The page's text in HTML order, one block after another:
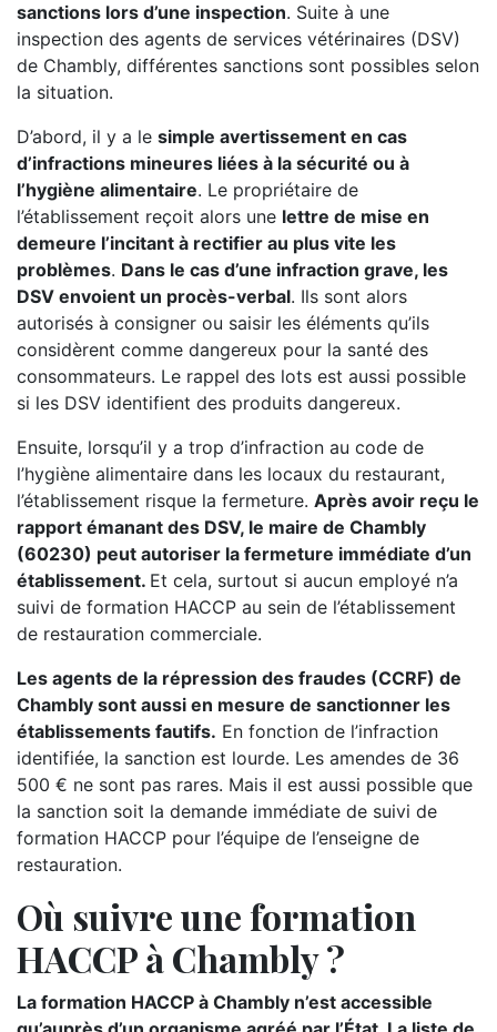
sanctions lors d’une inspection. Suite à une
inspection des agents de services vétérinaires (DSV)
de Chambly, différentes sanctions sont possibles selon
la situation.
D’abord, il y a le simple avertissement en cas
d’infractions mineures liées à la sécurité ou à
l’hygiène alimentaire. Le propriétaire de
l’établissement reçoit alors une lettre de mise en
demeure l’incitant à rectifier au plus vite les
problèmes. Dans le cas d’une infraction grave, les
DSV envoient un procès-verbal. Ils sont alors
autorisés à consigner ou saisir les éléments qu’ils
considèrent comme dangereux pour la santé des
consommateurs. Le rappel des lots est aussi possible
si les DSV identifient des produits dangereux.
Ensuite, lorsqu’il y a trop d’infraction au code de
l’hygiène alimentaire dans les locaux du restaurant,
l’établissement risque la fermeture. Après avoir reçu le
rapport émanant des DSV, le maire de Chambly
(60230) peut autoriser la fermeture immédiate d’un
établissement. Et cela, surtout si aucun employé n’a
suivi de formation HACCP au sein de l’établissement
de restauration commerciale.
Les agents de la répression des fraudes (CCRF) de
Chambly sont aussi en mesure de sanctionner les
établissements fautifs. En fonction de l’infraction
identifiée, la sanction est lourde. Les amendes de 36
500 € ne sont pas rares. Mais il est aussi possible que
la sanction soit la demande immédiate de suivi de
formation HACCP pour l’équipe de l’enseigne de
restauration.
Où suivre une formation
HACCP à Chambly ?
La formation HACCP à Chambly n’est accessible